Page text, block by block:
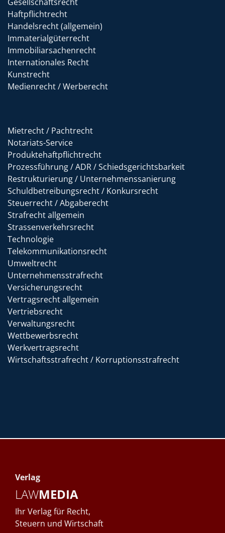
Haftpflichtrecht
Handelsrecht (allgemein)
Immaterialgüterrecht
Immobiliarsachenrecht
Internationales Recht
Kunstrecht
Medienrecht / Werberecht
Mietrecht / Pachtrecht
Notariats-Service
Produktehaftpflichtrecht
Prozessführung / ADR / Schiedsgerichtsbarkeit
Restrukturierung / Unternehmenssanierung
Schuldbetreibungsrecht / Konkursrecht
Steuerrecht / Abgaberecht
Strafrecht allgemein
Strassenverkehrsrecht
Technologie
Telekommunikationsrecht
Umweltrecht
Unternehmensstrafrecht
Versicherungsrecht
Vertragsrecht allgemein
Vertriebsrecht
Verwaltungsrecht
Wettbewerbsrecht
Werkvertragsrecht
Wirtschaftsstrafrecht / Korruptionsstrafrecht
Verlag
LAWMEDIA
Ihr Verlag für Recht,
Steuern und Wirtschaft